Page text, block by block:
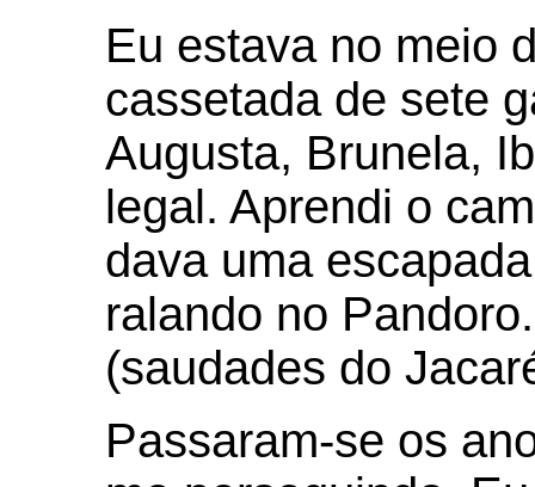
Eu estava no meio
cassetada de sete
Augusta, Brunela,
legal. Aprendi o
dava uma
ralando no
(saudades do
Passaram-se os